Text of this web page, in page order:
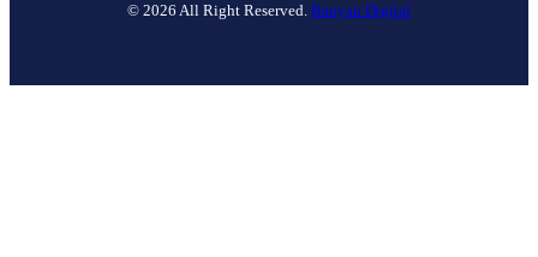
© 2026 All Right Reserved. Banyan Digital